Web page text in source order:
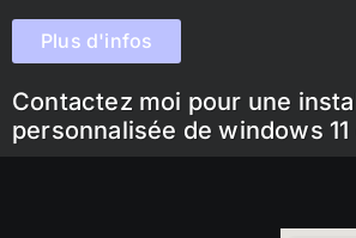
Plus d'infos
Contactez moi pour une
personnalisée de windows